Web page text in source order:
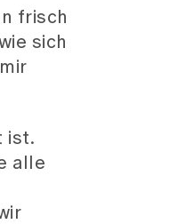
frisch
sich
mir
ist.
alle